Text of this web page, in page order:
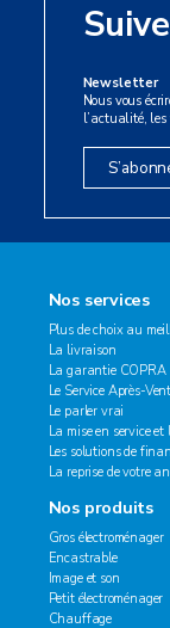
Newsletter
Nous vous
l’actualité, les
Nos services
Plus de choix au
La livraison
La garantie COPRA
Le Service Après-
Le parler vrai
La mise en service et
Les solutions de
La reprise de votre
Nos produits
Gros électroménager
Encastrable
Image et son
Petit électroménager
Chauffage